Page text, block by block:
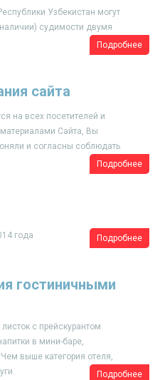
Узбекистан могут
судимости двумя
Подробнее
сайта
на всех посетителей и
материалами Сайта, Вы
и согласны соблюдать
Подробнее
года Подробнее
гостиничными
с прейскурантом
в мини-баре,
выше категория отеля,
Подробнее